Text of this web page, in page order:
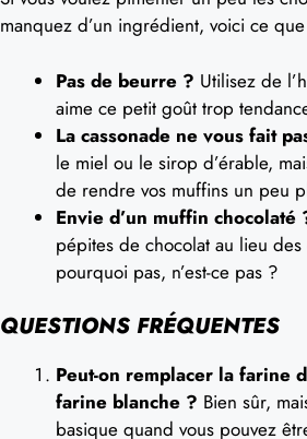
manquez d’un ingrédient, voici ce
Pas de beurre ? Utilisez de
aime ce petit goût trop
La cassonade ne vous fait
le miel ou le sirop d’érable,
de rendre vos muffins un peu
Envie d’un muffin chocolaté
pépites de chocolat au lieu des
pourquoi pas, n’est-ce pas ?
QUESTIONS FRÉQUENTES
Peut-on remplacer la farine
farine blanche ? Bien sûr,
basique quand vous pouvez